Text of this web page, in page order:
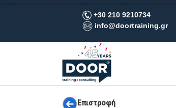
+30 210 9210734
info@doortraining.gr
Επιστροφή